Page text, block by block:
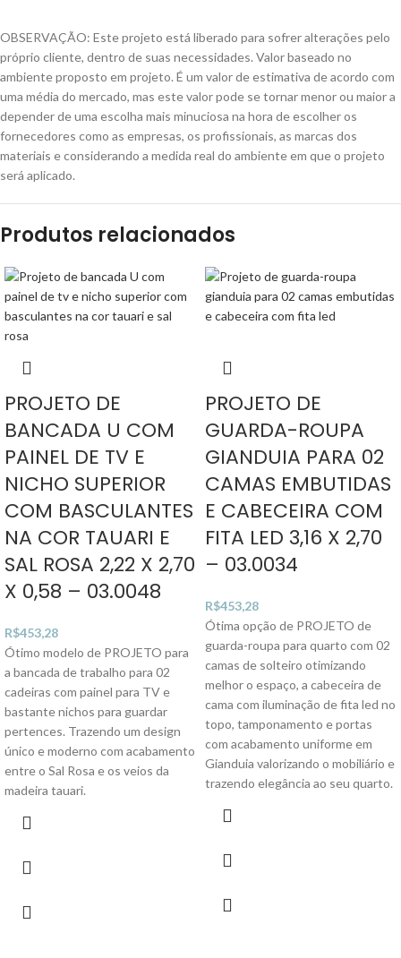
OBSERVAÇÃO: Este projeto está liberado para sofrer alterações pelo
próprio cliente, dentro de suas necessidades. Valor baseado no
ambiente proposto em projeto. É um valor de estimativa de acordo com
uma média do mercado, mas este valor pode se tornar menor ou maior a
depender de uma escolha mais minuciosa na hora de escolher os
fornecedores como as empresas, os profissionais, as marcas dos
materiais e considerando a medida real do ambiente em que o projeto
será aplicado.
Produtos relacionados
PROJETO DE
BANCADA U COM
PAINEL DE TV E
NICHO SUPERIOR
COM BASCULANTES
NA COR TAUARI E
SAL ROSA 2,22 X 2,70
X 0,58 – 03.0048
R$453,28
Ótimo modelo de PROJETO para
a bancada de trabalho para 02
cadeiras com painel para TV e
bastante nichos para guardar
pertences. Trazendo um design
único e moderno com acabamento
entre o Sal Rosa e os veios da
madeira tauari.
PROJETO DE
GUARDA-ROUPA
GIANDUIA PARA 02
CAMAS EMBUTIDAS
E CABECEIRA COM
FITA LED 3,16 X 2,70
– 03.0034
R$453,28
Ótima opção de PROJETO de
guarda-roupa para quarto com 02
camas de solteiro otimizando
melhor o espaço, a cabeceira de
cama com iluminação de fita led no
topo, tamponamento e portas
com acabamento uniforme em
Gianduia valorizando o mobiliário e
trazendo elegância ao seu quarto.